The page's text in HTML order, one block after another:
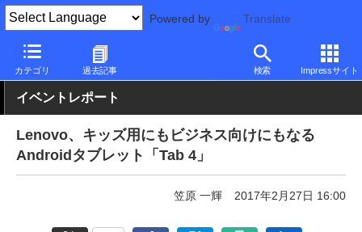
Powered by Translate
カテゴリ 過去記事 検索 Impressサイト
PC Watch イベント
イベントレポート
Lenovo、キッズ用にもビジネス向けにもなる
Androidタブレット「Tab 4」
笠原 一輝 2017年2月27日 16:00